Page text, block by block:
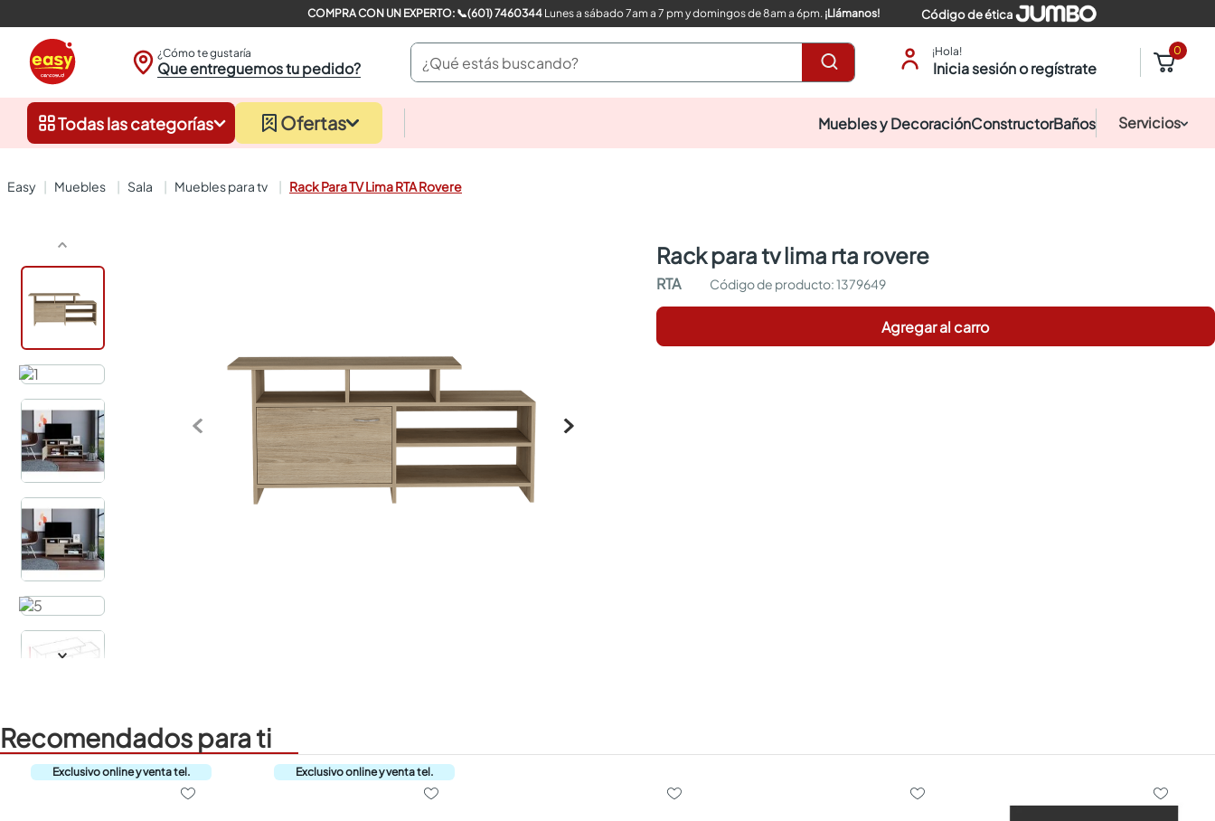
COMPRA CON UN EXPERTO: 📞(601) 7460344Lunes a sábado 7am a 7 pm y domingos de 8am a 6pm. ¡Llámanos! Código de ética
¿Cómo te gustaría
Que entreguemos tu pedido?
¿Qué estás buscando? ¡Hola!
Inicia sesión o regístrate
0
Todas las categorías Ofertas Muebles y DecoraciónConstructorBaños Servicios
muebles sala muebles para tv Rack Para TV Lima RTA Rovere
rack para tv lima rta rovere
RTA :1379649
Agregar al carro
Recomendados para ti
closet
sanitarios